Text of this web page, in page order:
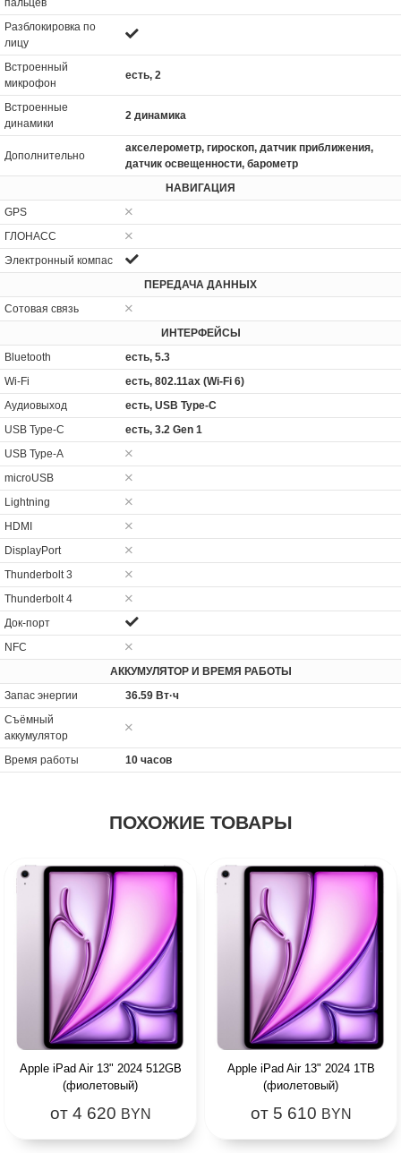
пальцев
Разблокировка по
лицу
Встроенный
микрофон
есть, 2
Встроенные
динамики
2 динамика
Дополнительно
акселерометр, гироскоп, датчик приближения,
датчик освещенности, барометр
НАВИГАЦИЯ
GPS
ГЛОНАСС
Электронный компас
ПЕРЕДАЧА ДАННЫХ
Сотовая связь
ИНТЕРФЕЙСЫ
Bluetooth
есть, 5.3
Wi-Fi
есть, 802.11ax (Wi-Fi 6)
Аудиовыход
есть, USB Type-C
USB Type-C
есть, 3.2 Gen 1
USB Type-A
microUSB
Lightning
HDMI
DisplayPort
Thunderbolt 3
Thunderbolt 4
Док-порт
NFC
АККУМУЛЯТОР И ВРЕМЯ РАБОТЫ
Запас энергии
36.59 Вт·ч
Cъёмный
аккумулятор
Время работы
10 часов
ПОХОЖИЕ ТОВАРЫ
Apple iPad Air 13" 2024 512GB
(фиолетовый)
от 4 620 BYN
Apple iPad Air 13" 2024 1TB
(фиолетовый)
от 5 610 BYN